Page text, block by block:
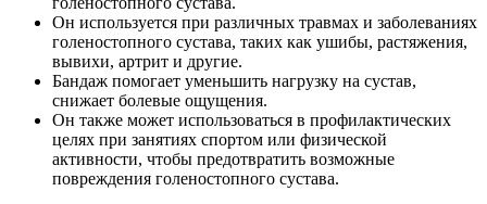
Он используется при различных травмах и заболеваниях
голеностопного сустава, таких как ушибы, растяжения,
вывихи, артрит и другие.
Бандаж помогает уменьшить нагрузку на сустав,
снижает болевые ощущения.
Он также может использоваться в профилактических
целях при занятиях спортом или физической
активности, чтобы предотвратить возможные
повреждения голеностопного сустава.